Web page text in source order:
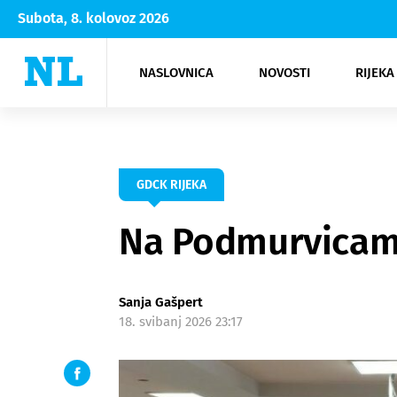
Subota, 8. kolovoz 2026
NASLOVNICA NOVOSTI
Rijeka Opatija
NK
Moda
Kultura
GDCK RIJEKA
Na
Sanja Gašpert
18. svibanj 2026 23:17